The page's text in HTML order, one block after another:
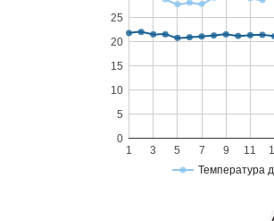
Температура
1 3 5 7 9 11
0
5
10
15
20
25